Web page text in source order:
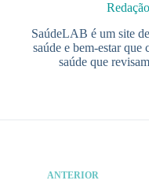
SaúdeLAB é um site
saúde e bem-estar
saúde que
ANTERIOR